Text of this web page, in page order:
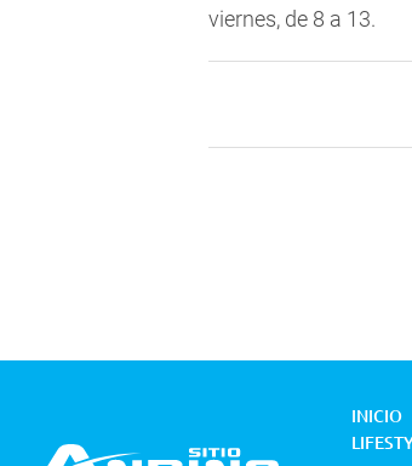
viernes, de 8 a 13.
INICIO